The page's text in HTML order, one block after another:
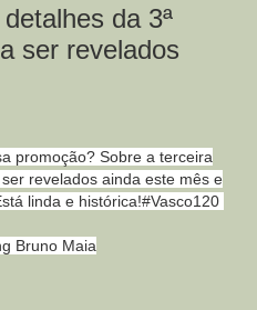
da 3ª
ser revelados
promoção? Sobre a terceira
revelados ainda este mês e
linda e histórica!#Vasco120
Bruno Maia